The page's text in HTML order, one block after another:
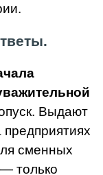
Выдают
сменных
только